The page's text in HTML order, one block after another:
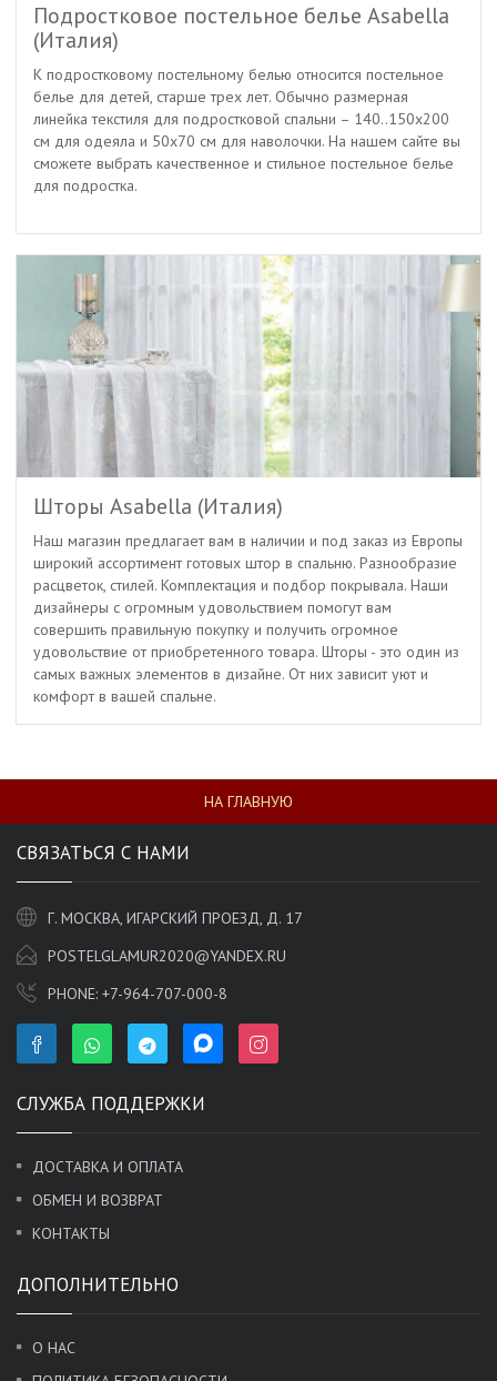
Подростковое постельное белье Asabella
(Италия)
К подростковому постельному белью относится постельное
белье для детей, старше трех лет. Обычно размерная
линейка текстиля для подростковой спальни – 140..150х200
см для одеяла и 50х70 см для наволочки. На нашем сайте вы
сможете выбрать качественное и стильное постельное белье
для подростка.
Шторы Asabella (Италия)
Наш магазин предлагает вам в наличии и под заказ из Европы
широкий ассортимент готовых штор в спальню. Разнообразие
расцветок, стилей. Комплектация и подбор покрывала. Наши
дизайнеры с огромным удовольствием помогут вам
совершить правильную покупку и получить огромное
удовольствие от приобретенного товара. Шторы - это один из
самых важных элементов в дизайне. От них зависит уют и
комфорт в вашей спальне.
НА ГЛАВНУЮ
СВЯЗАТЬСЯ С НАМИ
Г. МОСКВА, ИГАРСКИЙ ПРОЕЗД, Д. 17
POSTELGLAMUR2020@YANDEX.RU
PHONE: +7-964-707-000-8
СЛУЖБА ПОДДЕРЖКИ
ДОСТАВКА И ОПЛАТА
ОБМЕН И ВОЗВРАТ
КОНТАКТЫ
ДОПОЛНИТЕЛЬНО
О НАС